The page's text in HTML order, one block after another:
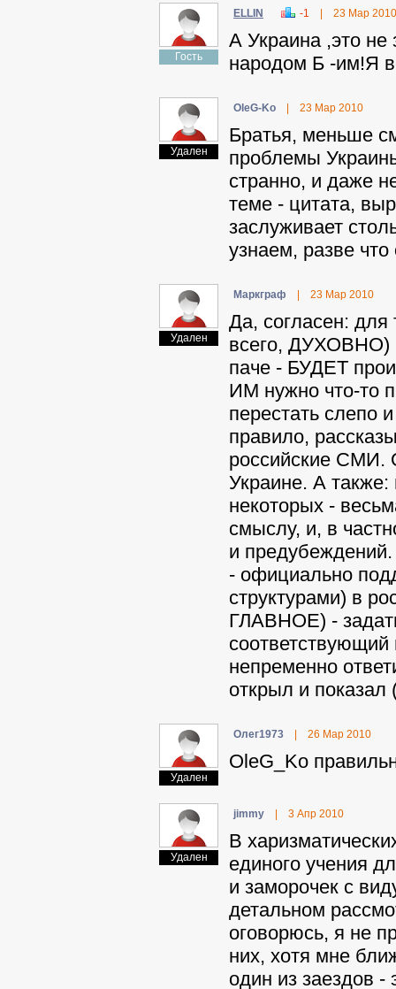
Гость
ELLIN -1 23 Мар 2010
А Украина ,это не
народом Б -им!Я
Удален
OleG-Ko 23 Мар 2010
Братья, меньше
проблемы
странно, и даже
теме - цитата,
заслуживает
узнаем, разве
Удален
Mapкгpaф 23 Мар 2010
Да, согласен: для
всего, ДУХОВНО)
паче - БУДЕТ
ИМ нужно что-то
перестать слепо
правило,
российские СМИ.
Украине. А также:
некоторых -
смыслу, и, в
и
- официально
структурами) в
ГЛАВНОЕ) -
непременно
открыл и показал
Удален
Oлeг1973 26 Мар 2010
OleG_Ko
Удален
jimmy 3 Апр 2010
В
единого учения
и заморочек с
детальном
оговорюсь, я не
них, хотя мне
один из заездов -